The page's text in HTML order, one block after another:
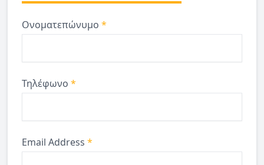
Ονοματεπώνυμο *
Τηλέφωνο *
Email Address *